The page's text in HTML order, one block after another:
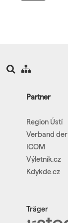
Partner
Region Ústí
Verband
ICOM
Výletník.cz
Kdykde.cz
Träger